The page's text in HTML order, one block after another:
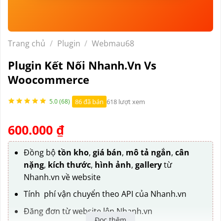
Trang chủ / Plugin / Webmau68
Plugin Kết Nối Nhanh.vn Vs
Woocommerce
5.0 (68) 86 đã bán 618 lượt xem
600.000 ₫
Đồng bộ tồn kho, giá bán, mô tả ngắn, cân
nặng, kích thước, hình ảnh, gallerytừ
Nhanh.vn về website
Tính phí vận chuyển theo API của Nhanh.vn
Đăng đơn từ website lên Nhanh.vn